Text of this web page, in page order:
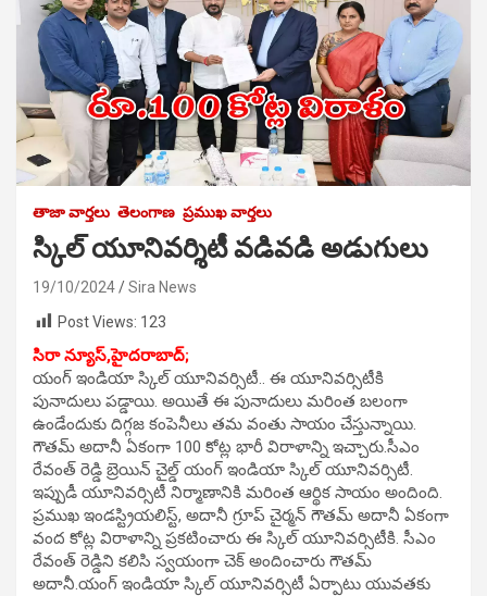
తాజా వార్తలు తెలంగాణ ప్రముఖ వార్తలు
స్కిల్ యూనివర్శిటీ వడివడి అడుగులు
19/10/2024
Sira News
Post Views: 123
సిరా న్యూస్,హైదరాబాద్;
యంగ్ ఇండియా స్కిల్ యూనివర్సిటీ.. ఈ యూనివర్సిటీకి
పునాదులు పడ్డాయి. అయితే ఈ పునాదులు మరింత బలంగా
ఉండేందుకు దిగ్గజ కంపెనీలు తమ వంతు సాయం చేస్తున్నాయి.
గౌతమ్ అదానీ ఏకంగా 100 కోట్ల భారీ విరాళాన్ని ఇచ్చారు.సీఎం
రేవంత్ రెడ్డి బ్రెయిన్ చైల్డ్ యంగ్ ఇండియా స్కిల్ యూనివర్సిటీ.
ఇప్పుడీ యూనివర్సిటీ నిర్మాణానికి మరింత ఆర్థిక సాయం అందింది.
ప్రముఖ ఇండస్ట్రియలిస్ట్, అదానీ గ్రూప్ చైర్మన్ గౌతమ్ అదానీ ఏకంగా
వంద కోట్ల విరాళాన్ని ప్రకటించారు ఈ స్కిల్ యూనివర్సిటీకి. సీఎం
రేవంత్ రెడ్డిని కలిసి స్వయంగా చెక్ అందించారు గౌతమ్
అదానీ.యంగ్ ఇండియా స్కిల్ యూనివర్సిటీ ఏర్పాటు యువతకు